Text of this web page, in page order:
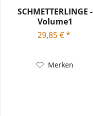
SCHMETTERLINGE -
Volume1
29,85 € *
Merken